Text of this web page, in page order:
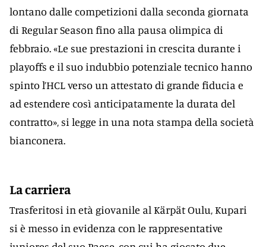
lontano dalle competizioni dalla seconda giornata
di Regular Season fino alla pausa olimpica di
febbraio. «Le sue prestazioni in crescita durante i
playoffs e il suo indubbio potenziale tecnico hanno
spinto l’HCL verso un attestato di grande fiducia e
ad estendere così anticipatamente la durata del
contratto», si legge in una nota stampa della società
bianconera.
La carriera
Trasferitosi in età giovanile al Kärpät Oulu, Kupari
si è messo in evidenza con le rappresentative